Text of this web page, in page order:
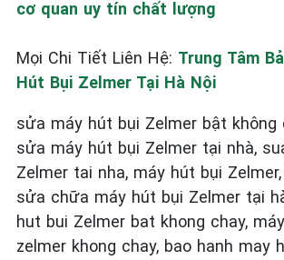
cơ quan uy tín chất lượng
Mọi Chi Tiết Liên Hệ: Trung Tâm
Hút Bụi Zelmer Tại Hà Nội
sửa máy hút bụi Zelmer bật không
sửa máy hút bụi Zelmer tại nhà,
Zelmer tai nha, máy hút bụi
sửa chữa máy hút bụi Zelmer tại
hut bui Zelmer bat khong chay,
zelmer khong chay, bao hanh may